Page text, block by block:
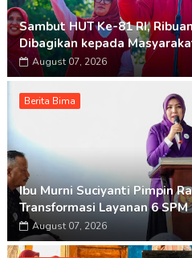
Sambut HUT Ke-81 RI,
Dibagikan kepada
August 07, 2026
Berita Bima
Ibu Murni Suciyanti Pimpin
Transformasi Layanan 6
August 07, 2026